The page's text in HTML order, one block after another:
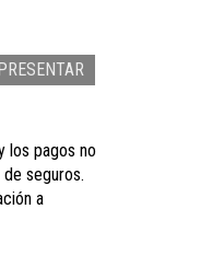
los pagos no
seguros.
a